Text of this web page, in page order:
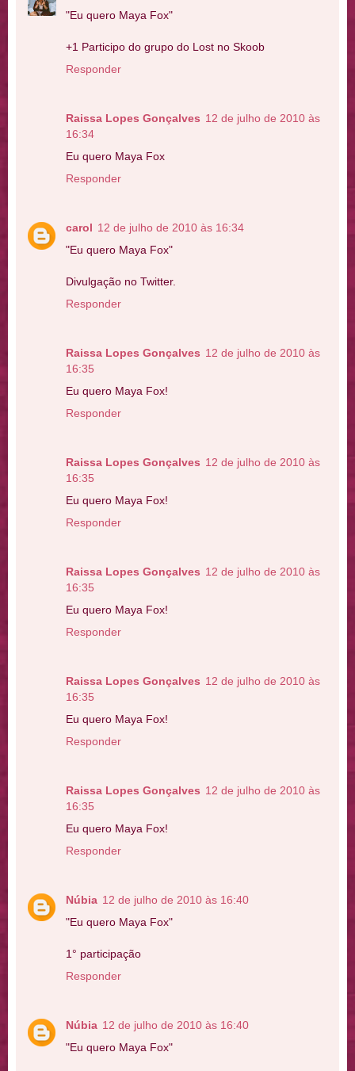
"Eu quero Maya Fox"
+1 Participo do grupo do Lost no Skoob
Responder
Raissa Lopes Gonçalves 12 de julho de 2010 às
16:34
Eu quero Maya Fox
Responder
carol 12 de julho de 2010 às 16:34
"Eu quero Maya Fox"
Divulgação no Twitter.
Responder
Raissa Lopes Gonçalves 12 de julho de 2010 às
16:35
Eu quero Maya Fox!
Responder
Raissa Lopes Gonçalves 12 de julho de 2010 às
16:35
Eu quero Maya Fox!
Responder
Raissa Lopes Gonçalves 12 de julho de 2010 às
16:35
Eu quero Maya Fox!
Responder
Raissa Lopes Gonçalves 12 de julho de 2010 às
16:35
Eu quero Maya Fox!
Responder
Raissa Lopes Gonçalves 12 de julho de 2010 às
16:35
Eu quero Maya Fox!
Responder
Núbia 12 de julho de 2010 às 16:40
"Eu quero Maya Fox"
1° participação
Responder
Núbia 12 de julho de 2010 às 16:40
"Eu quero Maya Fox"